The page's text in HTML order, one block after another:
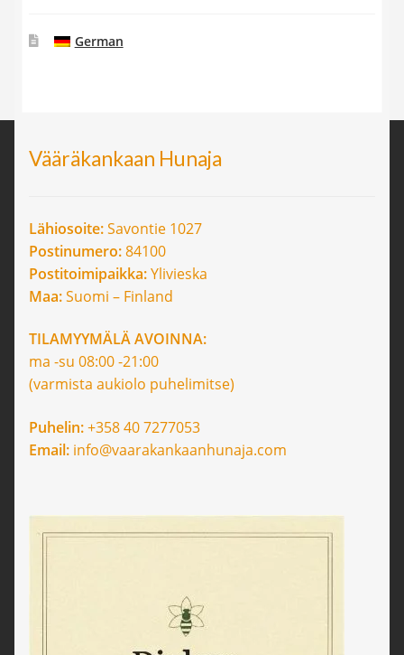
German
Vääräkankaan Hunaja
Lähiosoite:Savontie 1027
Postinumero:84100
Postitoimipaikka:Ylivieska
Maa:Suomi – Finland
TILAMYYMÄLÄ AVOINNA:
ma -su 08:00 -21:00
(varmista aukiolo puhelimitse)
Puhelin:+358 40 7277053
Email: info@vaarakankaanhunaja.com